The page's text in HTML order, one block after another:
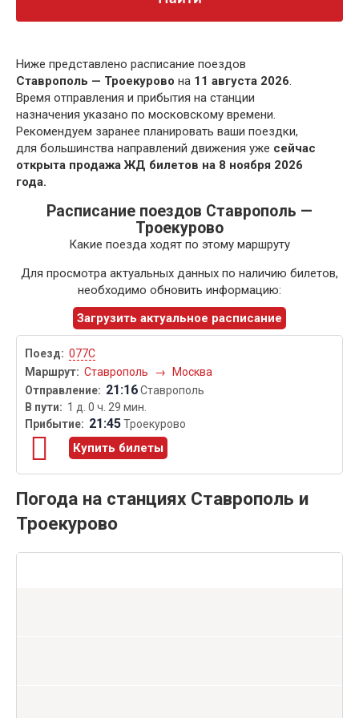
Ниже представлено расписание поездов
Ставрополь — Троекурово на 11 августа 2026.
Время отправления и прибытия на станции
назначения указано по московскому времени.
Рекомендуем заранее планировать ваши поездки,
для большинства направлений движения уже сейчас
открыта продажа ЖД билетов на 8 ноября 2026
года.
Расписание поездов Ставрополь —
Троекурово
Какие поезда ходят по этому маршруту
Для просмотра актуальных данных по наличию билетов,
необходимо обновить информацию:
Загрузить актуальное расписание
077С
Ставрополь
→ Москва
21:16Ставрополь
1 д. 0 ч. 29 мин.
21:45Троекурово
Купить билеты
Погода на станциях Ставрополь и
Троекурово